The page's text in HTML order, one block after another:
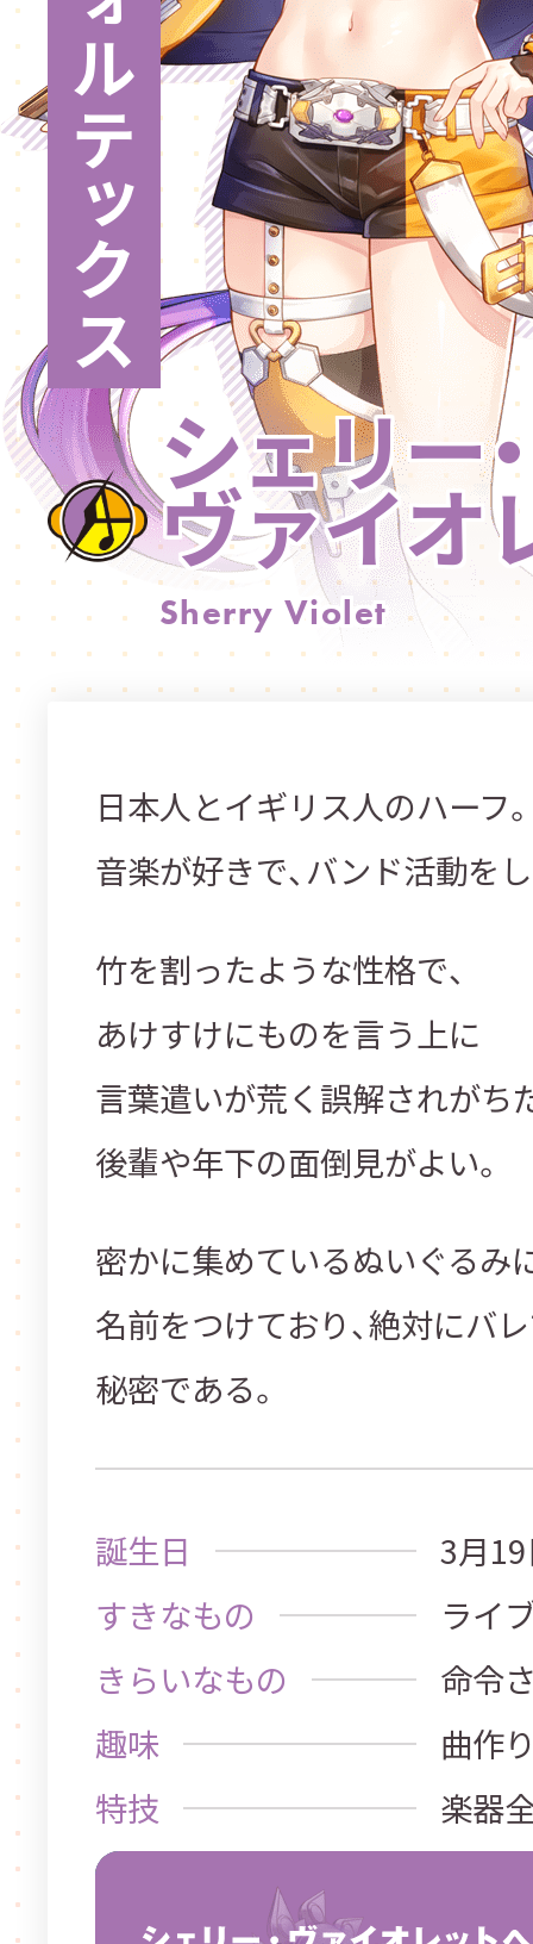
シェリー・
ヴァイオ
Sherry Violet
ル
テ
ッ
ク
ス
日本人とイギリス人のハーフ
音楽が好きで、バンド活動を
竹を割ったような性格で、
あけすけにものを言う上に
言葉遣いが荒く誤解されがち
後輩や年下の面倒見がよい。
密かに集めているぬいぐるみ
名前をつけており、絶対にバ
秘密である。
誕生日
3月
すきなもの
ライ
きらいなもの
命令
趣味
曲作
特技
楽器